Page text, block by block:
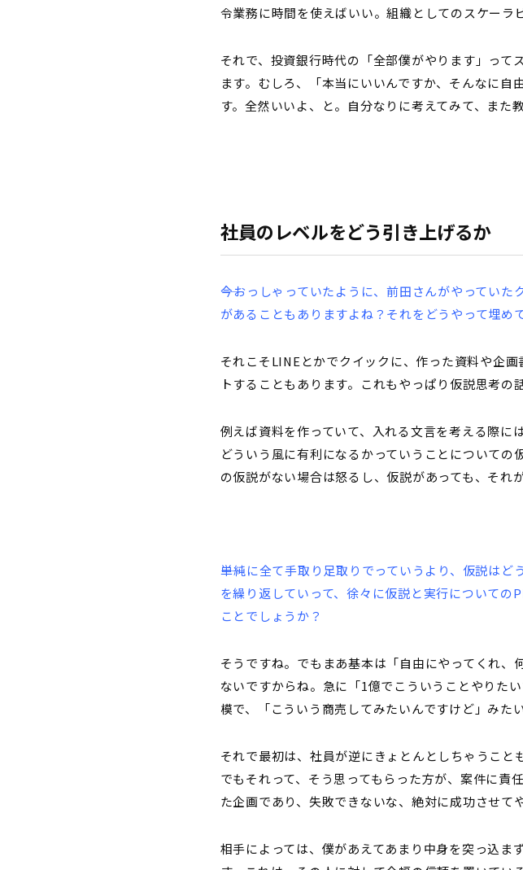
令業務に時間を使えばいい。組織としてのスケーラ
それで、投資銀行時代の「全部僕がやります」っ
ます。むしろ、「本当にいいんですか、そんなに
す。全然いいよ、と。自分なりに考えてみて、また教
社員のレベルをどう引き上げるか
があることもありますよね？それをどうやって埋め
それこそLINEとかでクイックに、作った資料や企画
例えば資料を作っていて、入れる文言を考える際